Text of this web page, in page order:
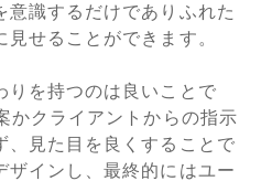
意識するだけでありふれた
せることができます。
りを持つのは良いことで
かクライアントからの指示
、見た目を良くすることで
ザインし、最終的にはユー